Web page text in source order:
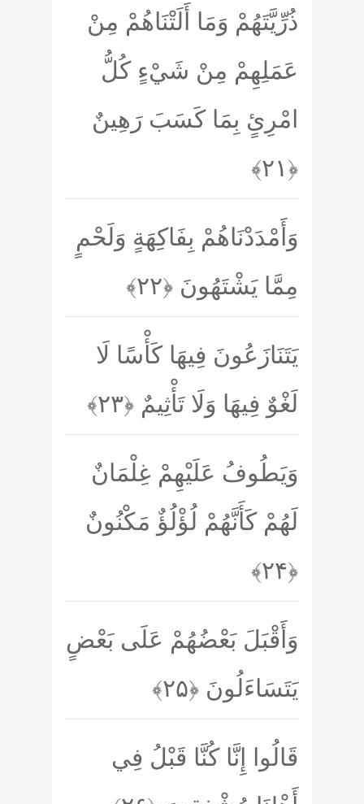
ذُرِّيَّتَهُمْ وَمَا أَلَتْنَاهُمْ مِنْ
عَمَلِهِمْ مِنْ شَيْءٍ كُلُّ
امْرِئٍ بِمَا كَسَبَ رَهِينٌ
﴿۲۱﴾
وَأَمْدَدْنَاهُمْ بِفَاكِهَةٍ وَلَحْمٍ
مِمَّا يَشْتَهُونَ ﴿۲۲﴾
يَتَنَازَعُونَ فِيهَا كَأْسًا لَا
لَغْوٌ فِيهَا وَلَا تَأْثِيمٌ ﴿۲۳﴾
وَيَطُوفُ عَلَيْهِمْ غِلْمَانٌ
لَهُمْ كَأَنَّهُمْ لُؤْلُؤٌ مَكْنُونٌ
﴿۲۴﴾
وَأَقْبَلَ بَعْضُهُمْ عَلَى بَعْضٍ
يَتَسَاءَلُونَ ﴿۲۵﴾
قَالُوا إِنَّا كُنَّا قَبْلُ فِي